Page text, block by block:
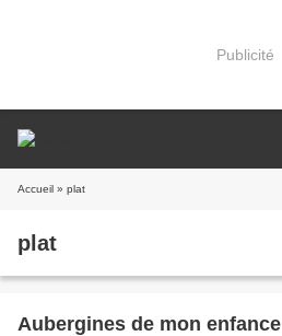
Publicité
Accueil » plat
plat
Aubergines de mon enfance